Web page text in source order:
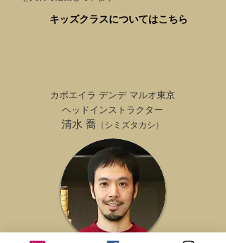
キッズクラスについてはこちら
カポエイラ デンデ マルオ東京
ヘッドインストラクター
清水 喬 （シミズタカシ）